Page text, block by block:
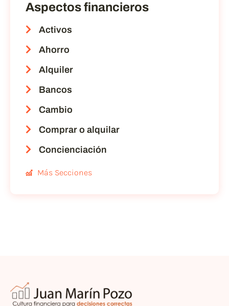
Aspectos financieros
Activos
Ahorro
Alquiler
Bancos
Cambio
Comprar o alquilar
Concienciación
Más Secciones